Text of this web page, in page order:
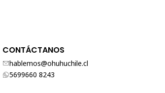
CONTÁCTANOS
hablemos@ohuhuchile.cl
5699660 8243